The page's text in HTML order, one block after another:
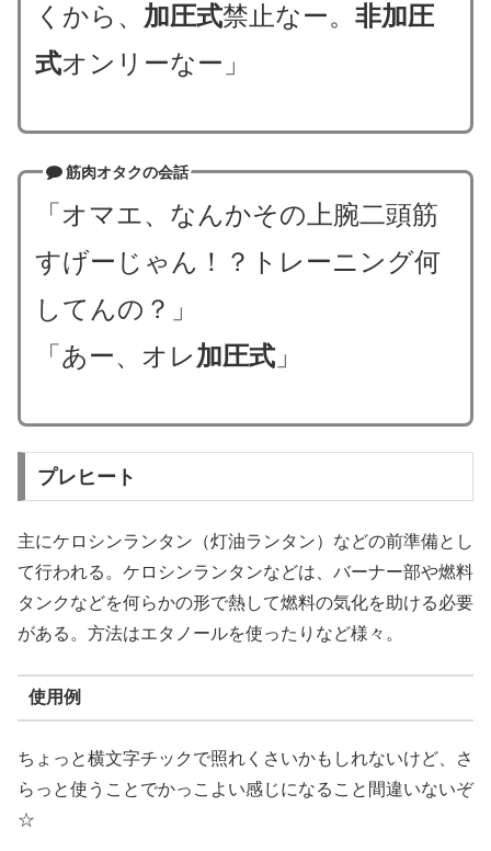
くから、 加圧式禁止なー。 非加圧
式オンリーなー」
筋肉オタクの会話
「オマエ、なんかその上腕二頭筋
すげーじゃん！？トレーニング何
してんの？」
「あー、オレ加圧式」
プレヒート
主にケロシンランタン（灯油ランタン）などの前準備とし
て行われる。ケロシンランタンなどは、バーナー部や燃料
タンクなどを何らかの形で熱して燃料の気化を助ける必要
がある。方法はエタノールを使ったりなど様々。
使用例
ちょっと横文字チックで照れくさいかもしれないけど、さ
らっと使うことでかっこよい感じになること間違いないぞ
☆